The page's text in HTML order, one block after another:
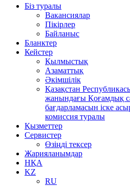
Біз туралы
Вакансиялар
Пікірлер
Байланыс
Бланктер
Кейстер
Қылмыстық
Азаматтық
Әкімшілік
Қазақстан
жанындағы Қоғамдық
бағдарламасын іске
комиссия туралы
Қызметтер
Сервистер
Өзіңді тексер
Жарияланымдар
НҚА
KZ
RU